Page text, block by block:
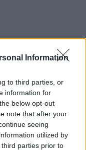
Information
to third parties, or
information for
below opt-out
note that after your
seeing
utilized by
parties prior to